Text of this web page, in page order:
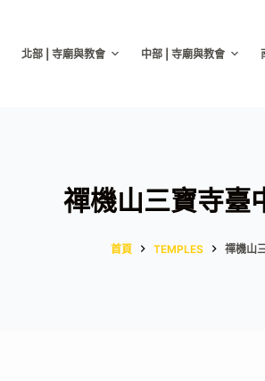
北部 | 寺廟與教會 中部 | 寺廟與教會
禪機山三寶寺臺
首頁 TEMPLES 禪機山